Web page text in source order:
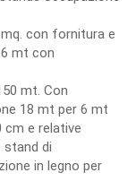
con fornitura e
mt con
mt. Con
18 mt per 6 mt
cm e relative
stand di
in legno per